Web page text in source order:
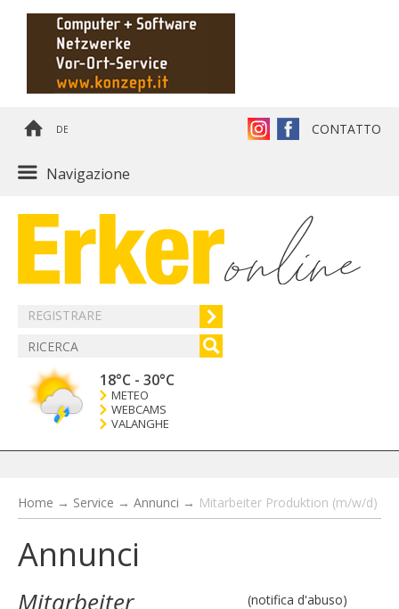
DE CONTATTO
Navigazione
REGISTRARE
18°C - 30°C
METEO
WEBCAMS
VALANGHE
Home → Service → Annunci → Mitarbeiter Produktion (m/w/d)
Annunci
Mitarbeiter (notifica d'abuso)